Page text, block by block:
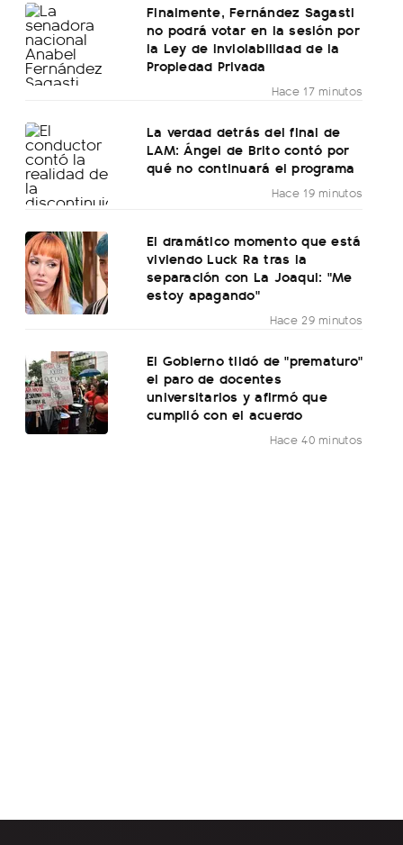
Finalmente, Fernández Sagasti
no podrá votar en la sesión por
la Ley de Inviolabilidad de la
Propiedad Privada
Hace 17 minutos
La verdad detrás del final de
LAM: Ángel de Brito contó por
qué no continuará el programa
Hace 19 minutos
El dramático momento que está
viviendo Luck Ra tras la
separación con La Joaqui: "Me
estoy apagando"
Hace 29 minutos
El Gobierno tildó de "prematuro"
el paro de docentes
universitarios y afirmó que
cumplió con el acuerdo
Hace 40 minutos